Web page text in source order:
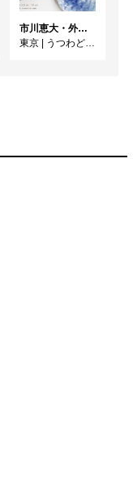
市川恵大・外池素之 2人展 「ふたつの土、息吹と鼓動」
東京
うつわどころ くるみ